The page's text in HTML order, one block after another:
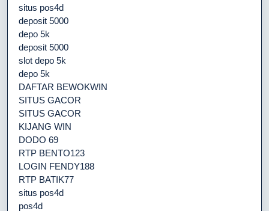
situs pos4d
deposit 5000
depo 5k
deposit 5000
slot depo 5k
depo 5k
DAFTAR BEWOKWIN
SITUS GACOR
SITUS GACOR
KIJANG WIN
DODO 69
RTP BENTO123
LOGIN FENDY188
RTP BATIK77
situs pos4d
pos4d